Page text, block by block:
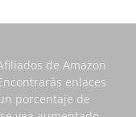
de Amazon
enlaces
porcentaje de